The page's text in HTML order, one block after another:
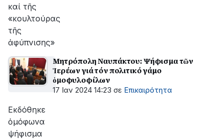
καί τῆς
«κουλτούρας
τῆς
ἀφύπνισης»
Μητρόπολη Ναυπάκτου: Ψήφισμα τῶν
Ἱερέων γιά τόν πολιτικό γάμο
ὁμοφυλοφίλων
17 Ιαν 2024 14:23 σε Επικαιρότητα
Εκδόθηκε
ὁμόφωνα
ψήφισμα